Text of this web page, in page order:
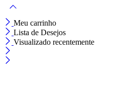
Meu carrinho
Lista de Desejos
Visualizado recentemente